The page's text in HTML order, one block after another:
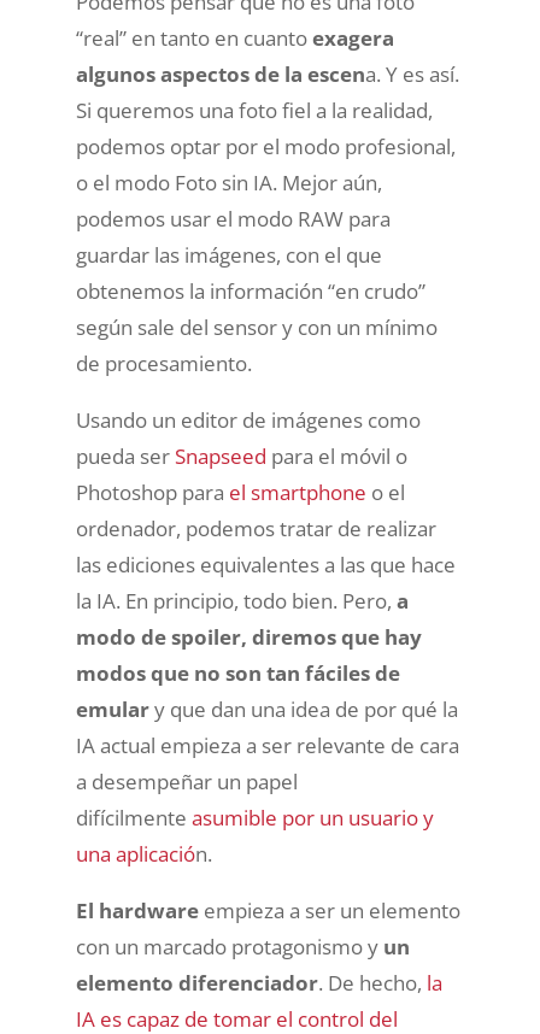
“real” en tanto en cuantoexagera
algunos aspectos de la escena. Y es así.
Si queremos una foto fiel a la realidad,
podemos optar por el modo profesional,
o el modo Foto sin IA. Mejor aún,
podemos usar el modo RAW para
guardar las imágenes, con el que
obtenemos la información “en crudo”
según sale del sensor y con un mínimo
de procesamiento.
Usando un editor de imágenes como
pueda serSnapseed para el móvil o
Photoshop para el smartphone o el
ordenador, podemos tratar de realizar
las ediciones equivalentes a las que hace
la IA. En principio, todo bien. Pero, a
modo de spoiler, diremos que hay
modos que no son tan fáciles de
emulary que dan una idea de por qué la
IA actual empieza a ser relevante de cara
a desempeñar un papel
difícilmente asumible por un usuario y
una aplicación.
El hardwareempieza a ser un elemento
con un marcado protagonismo y un
elemento diferenciador. De hecho, la
IA es capaz de tomar el control del